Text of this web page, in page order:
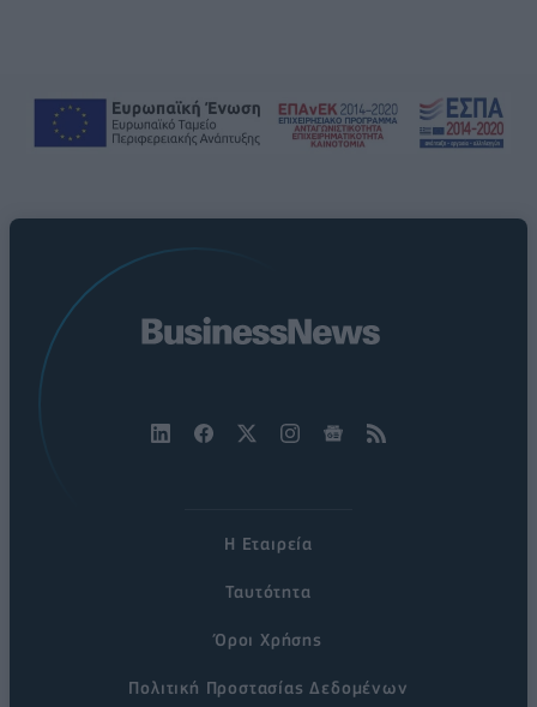
Η Εταιρεία
Ταυτότητα
Όροι Χρήσης
Πολιτική Προστασίας Δεδομένων